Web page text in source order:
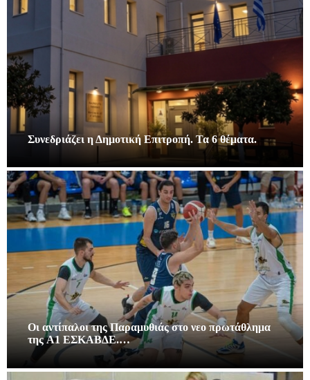
Συνεδριάζει η Δημοτική Επιτροπή. Τα 6 θέματα.
Οι αντίπαλοι της Παραμυθιάς στο νεο πρωτάθλημα
της A1 ΕΣΚΑΒΔΕ.…